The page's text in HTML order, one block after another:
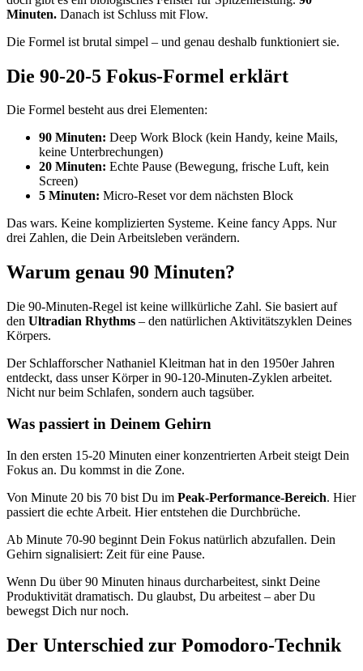
Minuten. Danach ist Schluss mit Flow.
Die Formel ist brutal simpel – und genau deshalb funktioniert sie.
Die 90-20-5 Fokus-Formel erklärt
Die Formel besteht aus drei Elementen:
90 Minuten: Deep Work Block (kein Handy, keine Mails,
keine Unterbrechungen)
20 Minuten: Echte Pause (Bewegung, frische Luft, kein
Screen)
5 Minuten: Micro-Reset vor dem nächsten Block
Das wars. Keine komplizierten Systeme. Keine fancy Apps. Nur
drei Zahlen, die Dein Arbeitsleben verändern.
Warum genau 90 Minuten?
Die 90-Minuten-Regel ist keine willkürliche Zahl. Sie basiert auf
den Ultradian Rhythms – den natürlichen Aktivitätszyklen Deines
Körpers.
Der Schlafforscher Nathaniel Kleitman hat in den 1950er Jahren
entdeckt, dass unser Körper in 90-120-Minuten-Zyklen arbeitet.
Nicht nur beim Schlafen, sondern auch tagsüber.
Was passiert in Deinem Gehirn
In den ersten 15-20 Minuten einer konzentrierten Arbeit steigt Dein
Fokus an. Du kommst in die Zone.
Von Minute 20 bis 70 bist Du im Peak-Performance-Bereich. Hier
passiert die echte Arbeit. Hier entstehen die Durchbrüche.
Ab Minute 70-90 beginnt Dein Fokus natürlich abzufallen. Dein
Gehirn signalisiert: Zeit für eine Pause.
Wenn Du über 90 Minuten hinaus durcharbeitest, sinkt Deine
Produktivität dramatisch. Du glaubst, Du arbeitest – aber Du
bewegst Dich nur noch.
Der Unterschied zur Pomodoro-Technik